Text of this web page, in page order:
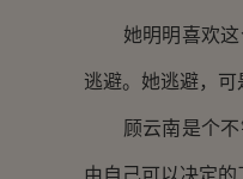
她明明喜欢这个
逃避。她逃避，可
顾云南是个不错
由自己可以决定的